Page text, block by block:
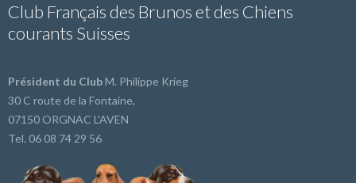
Club Français des Brunos et des Chiens
courants Suisses
Président du ClubM. Philippe Krieg
30 C route de la Fontaine,
07150 ORGNAC L'AVEN
Tel. 06 08 74 29 56